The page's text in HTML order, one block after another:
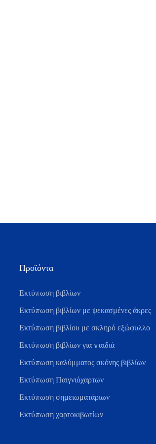
Προϊόντα
Εκτύπωση βιβλίων
Εκτύπωση βιβλίων με ψεκασμένες άκρες
Εκτύπωση βιβλίου με σκληρό εξώφυλλο
Εκτύπωση βιβλίων για παιδιά
Εκτύπωση καλύμματος σκόνης βιβλίων
Εκτύπωση Παιγνιόχαρτων
Εκτύπωση σημειωματάριων
Εκτύπωση χαρτοκιβωτίων